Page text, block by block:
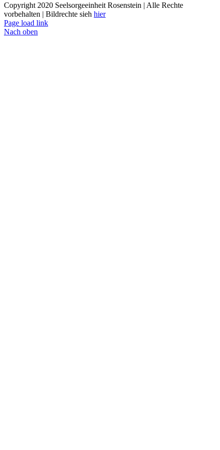
Copyright 2020 Seelsorgeeinheit Rosenstein | Alle Rechte
vorbehalten | Bildrechte sieh hier
Page load link
Nach oben